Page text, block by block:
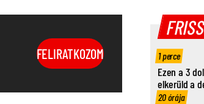
FELIRATKOZOM 1 perce
Ezen a 3
elkerüld a
20 órája